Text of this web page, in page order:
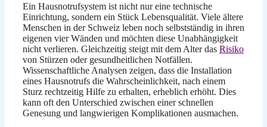
Ein Hausnotrufsystem ist nicht nur eine technische
Einrichtung, sondern ein Stück Lebensqualität. Viele ältere
Menschen in der Schweiz leben noch selbstständig in ihren
eigenen vier Wänden und möchten diese Unabhängigkeit
nicht verlieren. Gleichzeitig steigt mit dem Alter das Risiko
von Stürzen oder gesundheitlichen Notfällen.
Wissenschaftliche Analysen zeigen, dass die Installation
eines Hausnotrufs die Wahrscheinlichkeit, nach einem
Sturz rechtzeitig Hilfe zu erhalten, erheblich erhöht. Dies
kann oft den Unterschied zwischen einer schnellen
Genesung und langwierigen Komplikationen ausmachen.